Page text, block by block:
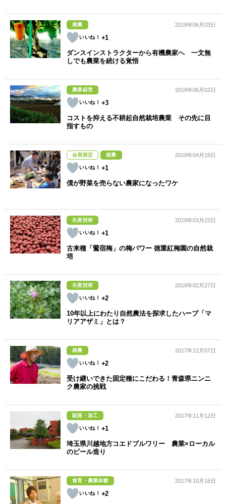
就農
+1
2018年06月03日
ダンスインストラクターから有機農家へ 一文無
しでも農業を続ける覚悟
農業経営
+3
2018年06月02日
コストを抑える不耕起自然栽培農業 その先に目
指すもの
会員限定 就農
+1
2018年04月19日
僕が野菜を売らない農家になったワケ
生産技術
+1
2018年03月22日
古来種「鶯宿梅」の梅パワー 徳重紅梅園の自然栽
培
生産技術
+2
2018年02月27日
10年以上にわたり自然農法を探求したハーブ「マ
リアアザミ」とは？
就農
+2
2017年12月07日
受け継いできた固定種にこだわる！青森県ニンニ
ク農家の挑戦
販路・加工
+1
2017年11月12日
埼玉県川越地方コエドブルワリー 農業×ローカル
のビール造り
食育・農業体験
+2
2017年10月16日